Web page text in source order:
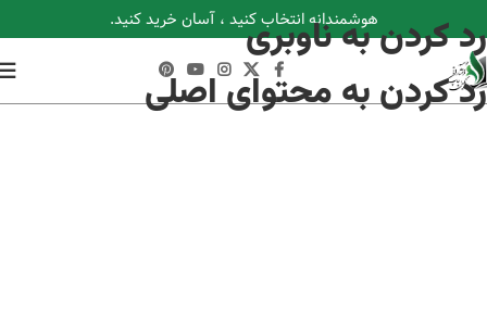
رد کردن به ناوبری
رد کردن به محتوای اصلی
هوشمندانه انتخاب کنید ، آسان خرید کنید.